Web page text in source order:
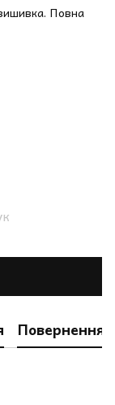
Повна
Повернення